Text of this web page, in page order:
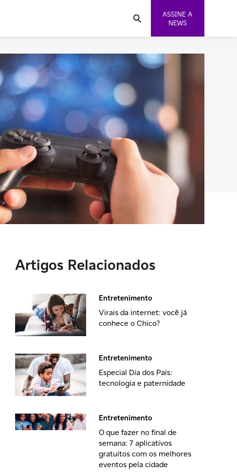
ASSINE A
NEWS
Artigos Relacionados
Entretenimento
Virais da internet: você já
conhece o Chico?
Entretenimento
Especial Dia dos Pais:
tecnologia e paternidade
Entretenimento
O que fazer no final de
semana: 7 aplicativos
gratuitos com os melhores
eventos pela cidade